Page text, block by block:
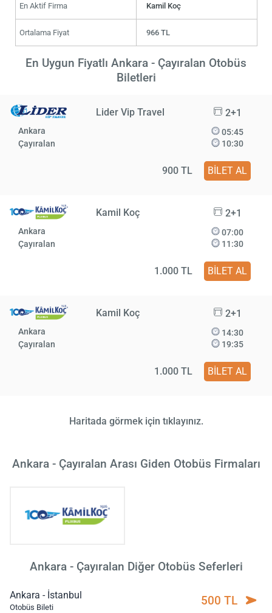
En Aktif Firma Kamil Koç
Ortalama Fiyat 966 TL
En Uygun Fiyatlı Ankara - Çayıralan Otobüs
Biletleri
Lider Vip Travel 2+1
Ankara
Çayıralan
05:45
10:30
900 TL BİLET AL
Kamil Koç 2+1
Ankara
Çayıralan
07:00
11:30
1.000 TL BİLET AL
Kamil Koç 2+1
Ankara
Çayıralan
14:30
19:35
1.000 TL BİLET AL
Haritada görmek için tıklayınız.
Ankara - Çayıralan Arası Giden Otobüs Firmaları
Ankara - Çayıralan Diğer Otobüs Seferleri
Ankara - İstanbul
Otobüs Bileti 500 TL